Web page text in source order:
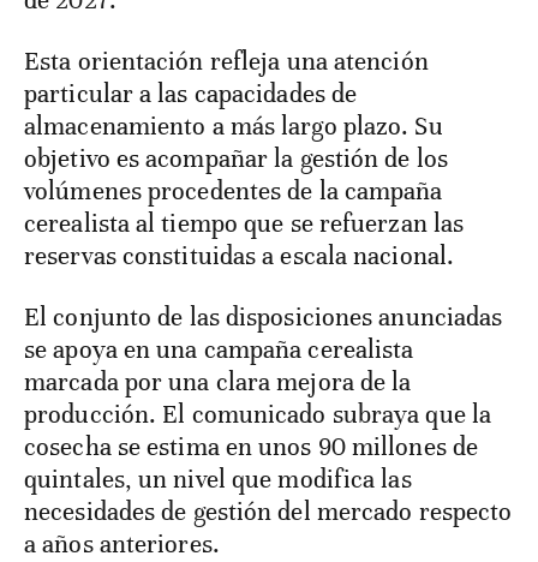
Esta orientación refleja una atención
particular a las capacidades de
almacenamiento a más largo plazo. Su
objetivo es acompañar la gestión de los
volúmenes procedentes de la campaña
cerealista al tiempo que se refuerzan las
reservas constituidas a escala nacional.
El conjunto de las disposiciones anunciadas
se apoya en una campaña cerealista
marcada por una clara mejora de la
producción. El comunicado subraya que la
cosecha se estima en unos 90 millones de
quintales, un nivel que modifica las
necesidades de gestión del mercado respecto
a años anteriores.